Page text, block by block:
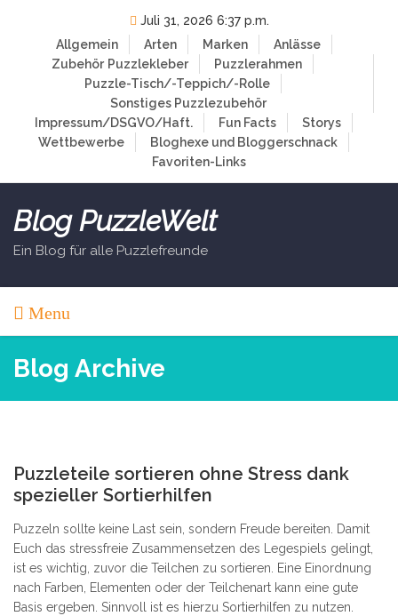
Juli 31, 2026 6:37 p.m.
Allgemein
Arten Marken
Anlässe
Zubehör Puzzlekleber
Puzzlerahmen
Puzzle-Tisch/-Teppich/-Rolle
Sonstiges Puzzlezubehör
Impressum/DSGVO/Haft.
Fun Facts
Storys
Wettbewerbe
Bloghexe und Bloggerschnack
Favoriten-Links
Blog PuzzleWelt
Ein Blog für alle Puzzlefreunde
Menu
Blog Archive
Puzzleteile sortieren ohne Stress dank
spezieller Sortierhilfen
Puzzeln sollte keine Last sein, sondern Freude bereiten. Damit
Euch das stressfreie Zusammensetzen des Legespiels gelingt,
ist es wichtig, zuvor die Teilchen zu sortieren. Eine Einordnung
nach Farben, Elementen oder der Teilchenart kann eine gute
Basis ergeben. Sinnvoll ist es hierzu Sortierhilfen zu nutzen.